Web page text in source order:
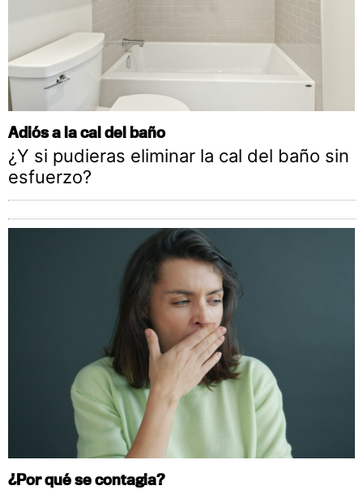
Adiós a la cal del baño
¿Y si pudieras eliminar la cal del baño sin
esfuerzo?
¿Por qué se contagia?